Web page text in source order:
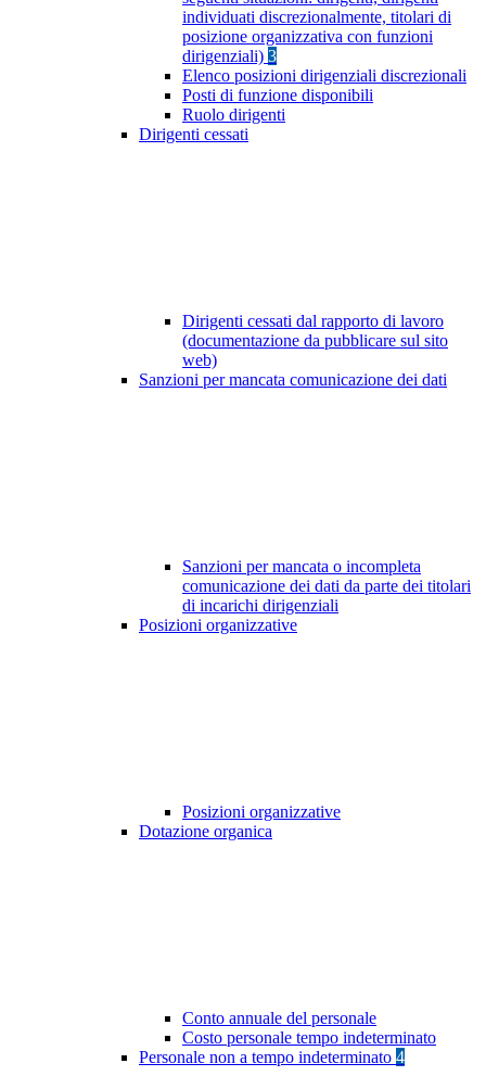
individuati discrezionalmente, titolari di
posizione organizzativa con funzioni
dirigenziali) 3
Elenco posizioni dirigenziali discrezionali
Posti di funzione disponibili
Ruolo dirigenti
Dirigenti cessati
Dirigenti cessati dal rapporto di lavoro
(documentazione da pubblicare sul sito
web)
Sanzioni per mancata comunicazione dei dati
Sanzioni per mancata o incompleta
comunicazione dei dati da parte dei titolari
di incarichi dirigenziali
Posizioni organizzative
Posizioni organizzative
Dotazione organica
Conto annuale del personale
Costo personale tempo indeterminato
Personale non a tempo indeterminato 4